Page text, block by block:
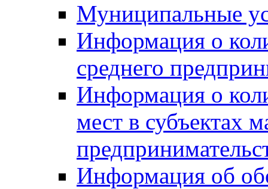
Муниципальные
Информация о
среднего
Информация о
мест в субъектах
Информация об